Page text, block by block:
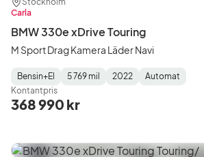
Plats:
Återförsäljare:
Carla
BMW 330e xDrive Touring
M Sport Drag Kamera Läder Navi
Fuel
Type:
Bensin+El
Mätarställning:
5 769 mil
Model
Year:
2022
Gearbox
Type:
Automat
Kontantpris
368 990 kr